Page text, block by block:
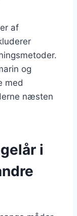
af
og
med
næsten
i